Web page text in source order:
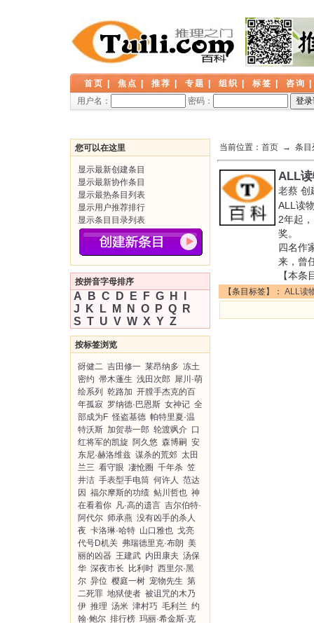
首页 焦点 推荐 专题 组织 标签 咨询
用户名：
密码：
您可以在这里
显示最新创建条目
显示最新协作条目
显示最热条目列表
显示用户推荐排行
显示条目目录列表
按拼音字母排序
A B C D E F G H
J
K L M N O P Q
R
S T U V W X Y Z
按标签浏览
谺健二 吉田修一 莱昂纳多 冻土
密约 帚木蓬生 浅田次郎 犀川·萌
绘系列
乾路加 开膛手杰克的百
年孤寂 罗纳德·巴恩斯 女神记 全
部成为F 怪盗基德 帕特里夏·温
特沃斯 加贺恭一郎 轮渡飒介 口
红将军的凯旋 阿久悠 森博嗣 安
东尼·赫洛维兹 谋杀的荒郊 太田
兰三 看守眼 凄怆圈 千年杀 笠
井洁 手表型手电筒 何许人 范达
因 福尔摩斯的功绩 鲇川哲也 神
在看着你 凡·高的遗言 吉尔伯特·
阿代尔 师承燕 没有凶手的杀人
夜 卡洛琳·哈特 山口雅也 戈亮
代号D机关 弗瑞德里克·布朗 美
丽的凶器 王建武 内田康夫 汤保
华 深夜市长 比利时 西里尔·黑
尔 异位 樱庭一树 宠物先生 第
二死罪 地狱使者 被诅咒的木乃
伊 推理 汤米 津村巧 毛利兰 约
翰·鲍尔 排行榜 玛丽·希金斯·克
当前位置： 首页 → 条目
ALL
老蔡 创
ALL读
2年起
奖。
四名作
来，曾
【本条
【条目标签】： ALL读